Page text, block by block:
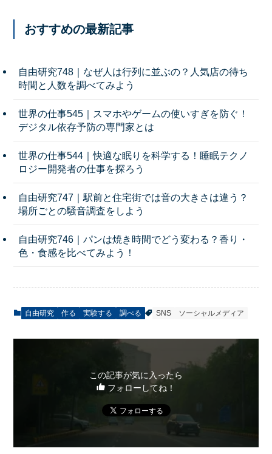
おすすめの最新記事
自由研究748｜なぜ人は行列に並ぶの？人気店の待ち
時間と人数を調べてみよう
世界の仕事545｜スマホやゲームの使いすぎを防ぐ！
デジタル依存予防の専門家とは
世界の仕事544｜快適な眠りを科学する！睡眠テクノ
ロジー開発者の仕事を探ろう
自由研究747｜駅前と住宅街では音の大きさは違う？
場所ごとの騒音調査をしよう
自由研究746｜パンは焼き時間でどう変わる？香り・
色・食感を比べてみよう！
自由研究 作る 実験する 調べる SNS ソーシャルメディア
この記事が気に入ったら
フォローしてね！